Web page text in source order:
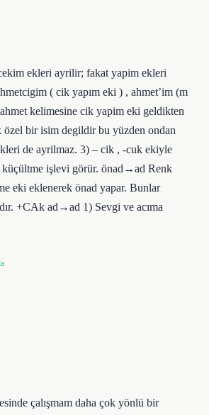
ekleri ayrilir; fakat yapim ekleri
( cik yapım eki ) , ahmet’im (m
kelimesine cik yapim eki geldikten
özel bir isim degildir bu yüzden ondan
de ayrilmaz. 3) – cik , -cuk ekiyle
işlevi görür. önad→ad Renk
eki eklenerek önad yapar. Bunlar
+CAk ad→ad 1) Sevgi ve acıma
çalışmam daha çok yönlü bir